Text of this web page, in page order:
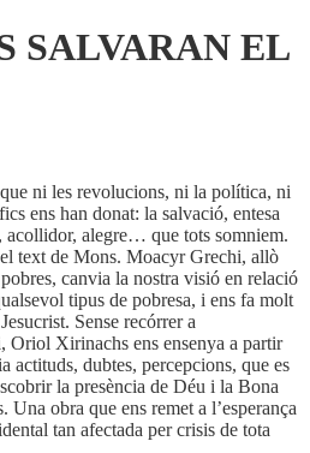
SALVARAN EL
ni les revolucions, ni la política, ni
ens han donat: la salvació, entesa
acollidor, alegre… que tots somniem.
text de Mons. Moacyr Grechi, allò
canvia la nostra visió en relació
tipus de pobresa, i ens fa molt
Sense recórrer a
Oriol Xirinachs ens ensenya a partir
actituds, dubtes, percepcions, que es
la presència de Déu i la Bona
Una obra que ens remet a l’esperança
tan afectada per crisis de tota